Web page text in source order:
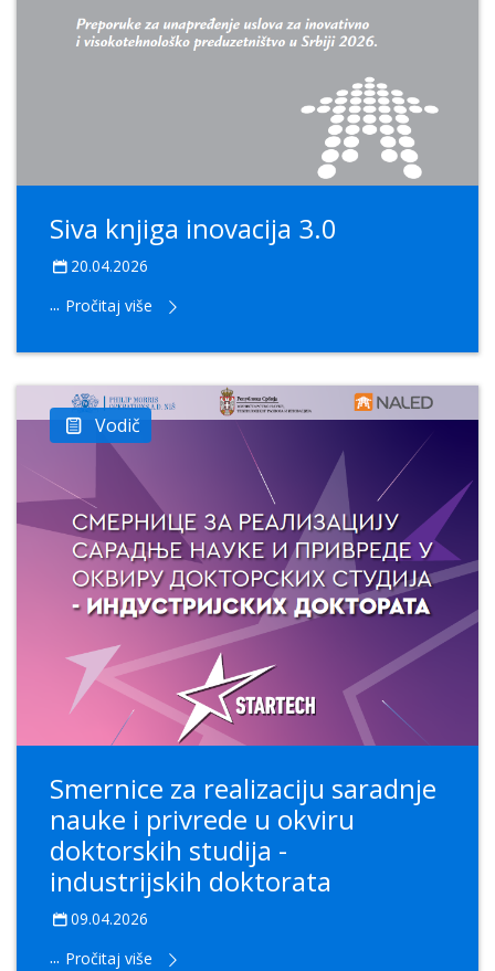
Siva knjiga inovacija 3.0
20.04.2026
... Pročitaj više
Vodič
Smernice za realizaciju saradnje
nauke i privrede u okviru
doktorskih studija -
industrijskih doktorata
09.04.2026
... Pročitaj više